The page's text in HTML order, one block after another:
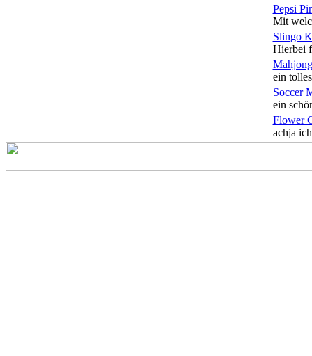
Pepsi
Mit
Slingo
Hierbei
ein
Soccer
ein
Flower
achja